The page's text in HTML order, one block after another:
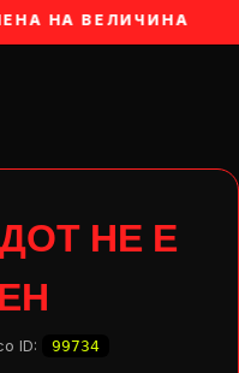
НА ВЕЛИЧИНА
НЕ Е
ID: 99734